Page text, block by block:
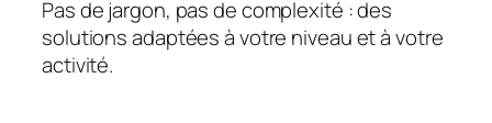
Pas de jargon, pas de complexité : des
solutions adaptées à votre niveau et à votre
activité.